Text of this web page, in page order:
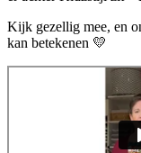
Kijk gezellig mee, en
kan betekenen 💛